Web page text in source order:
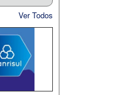
Ver Todos